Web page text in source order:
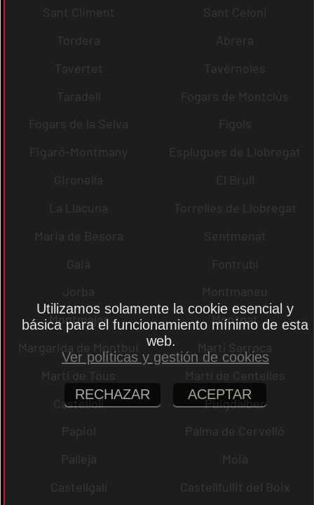
Sant Climent
Sant Celoni
Tordera
Abrera
Tavertet
Tavèrnoles
Taradell
Fogars de Montclús
Fogars de la Selva
Fígols
Figaró-Montmany
Esplugues de Llobregat
Gironella
El Brull
La Llacuna
Torrelles de Llobregat
Maria de Besora
Sentmenat
Gaià
Fontrubí
Jorba
Montmaneu
Montmajor
Montgat
Margarida de Montbui
Martí Sarroca
Martí de Tous
Martí de Centelles
Castellolí
Puigdàlber
Papiol
Palma de Cervelló
Pallejà
Moià
Castellgalí
Castellfullit del Boix
Utilizamos solamente la cookie esencial y
básica para el funcionamiento mínimo de esta
web.
Ver políticas y gestión de cookies
RECHAZAR ACEPTAR